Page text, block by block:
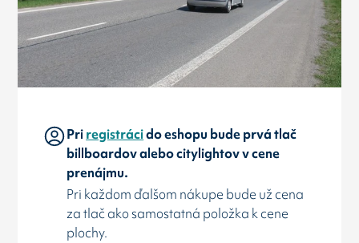
Priregistrácido eshopu bude prvá tlač
billboardov alebo citylightov v cene
prenájmu.
Pri každom ďalšom nákupe bude už cena
za tlač ako samostatná položka k cene
plochy.